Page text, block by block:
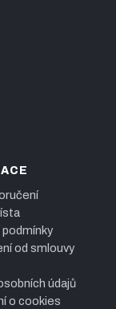
od smlouvy
údajů
o cookies